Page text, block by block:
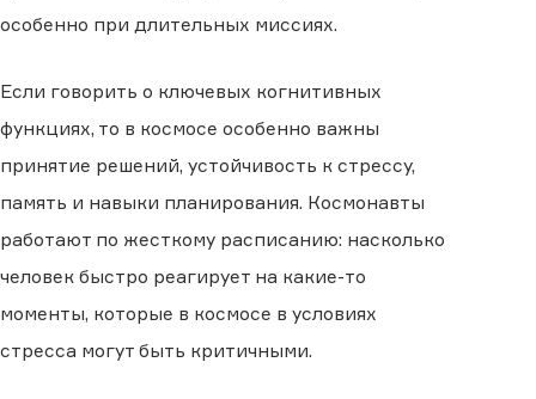
особенно при длительных миссиях.
Если говорить о ключевых когнитивных
функциях, то в космосе особенно важны
принятие решений, устойчивость к стрессу,
память и навыки планирования. Космонавты
работают по жесткому расписанию: насколько
человек быстро реагирует на какие-то
моменты, которые в космосе в условиях
стресса могут быть критичными.